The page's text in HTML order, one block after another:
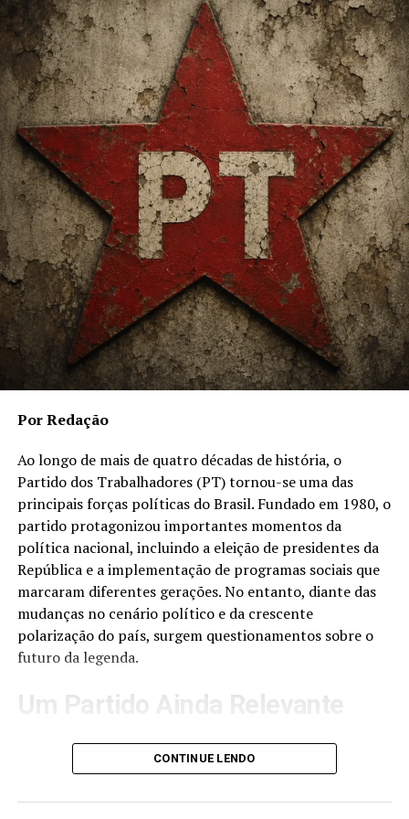
com a pele e lâminas de barbear, atendendo ao
crescimento da procura e à diversificação das
necessidades do consumidor masculino
O CEO da The Men’s, Danilo Bertasi, sublinha a
importância de uma abordagem focada na escuta ativa e
na educação dos consumidores masculinos. Através de
tecnologia avançada e inovação contínua, a marca
desenvolve produtos exclusivos que visam atender às
demandas específicas desse público. Bertasi destaca que
o crescimento do mercado está apenas no início, com
um potencial significativo de evolução, apontando a
existência de uma demanda reprimida por novas marcas
e aprendizado sobre produtos de beleza masculina.
O marketplace tem se mostrado uma plataforma crucial
nesse contexto, aumentando a interação com o
consumidor e atingindo aqueles que os meios
enfatiza que o marketplace é um lugar conhecido e
experimentar e comprar novos produtos. A estratégia
da The Men’s inclui educar e gerar discussões, além de
ouvir ativamente os consumidores para desenvolver
produtos que atendam às suas necessidades​​.
Uma pesquisa da Associação Brasileira da Indústria de
Higiene Pessoal, Perfumaria e Cosméticos (ABIHPEC) já
havia revelado que oito em cada dez homens concordam
que a preocupação com a beleza não é mais
exclusividade das mulheres, refletindo uma mudança
valorizado​.​
Por Redação
Ao longo de mais de quatro décadas de história, o
Partido dos Trabalhadores (PT) tornou-se uma das
principais forças políticas do Brasil. Fundado em 1980, o
partido protagonizou importantes momentos da
política nacional, incluindo a eleição de presidentes da
República e a implementação de programas sociais que
marcaram diferentes gerações. No entanto, diante das
mudanças no cenário político e da crescente
polarização do país, surgem questionamentos sobre o
futuro da legenda.
Um Partido Ainda Relevante
Apesar das críticas e desafios enfrentados nos últimos
anos, o PT continua sendo uma das maiores
presença nacional, possui representantes no Congresso
CONTINUE LENDO